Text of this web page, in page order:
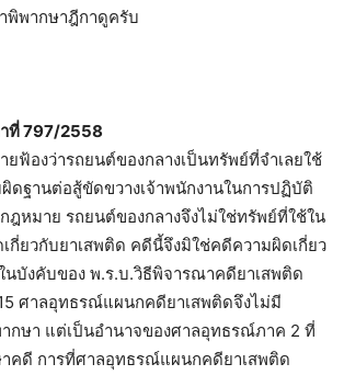
พิพากษาฎีกาดูครับ
ที่ 797/2558
ฟ้องว่ารถยนต์ของกลางเป็นทรัพย์ที่จำเลยใช้
ดฐานต่อสู้ขัดขวางเจ้าพนักงานในการปฏิบัติ
ฎหมาย รถยนต์ของกลางจึงไม่ใช่ทรัพย์ที่ใช้ใน
กี่ยวกับยาเสพติด คดีนี้จึงมิใช่คดีความผิดเกี่ยว
นบังคับของ พ.ร.บ.วิธีพิจารณาคดียาเสพติด
ศาลอุทธรณ์แผนกคดียาเสพติดจึงไม่มี
กษา แต่เป็นอำนาจของศาลอุทธรณ์ภาค 2 ที่
คดี การที่ศาลอุทธรณ์แผนกคดียาเสพติด